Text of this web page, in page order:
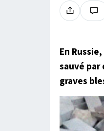
En
sauvé
graves